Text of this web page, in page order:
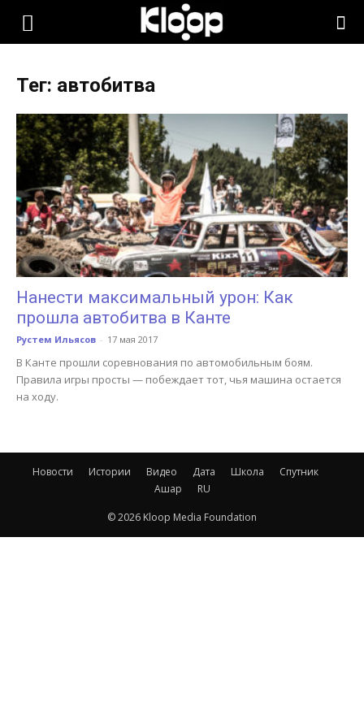
KLOOP.KG
Новости
Кыргызстана
Тег: автобитва
Нанести максимальный урон: Как
прошла автобитва в Канте
Рустем Ильясов - 17 мая 2017
В Канте прошли соревнования по автомобильным боям.
Правила игры просты — побеждает тот, чья машина остается
на ходу.
Новости Истории Видео Дата Школа
Спутник
Ашар
RU
© 2026 Kloop Media Foundation